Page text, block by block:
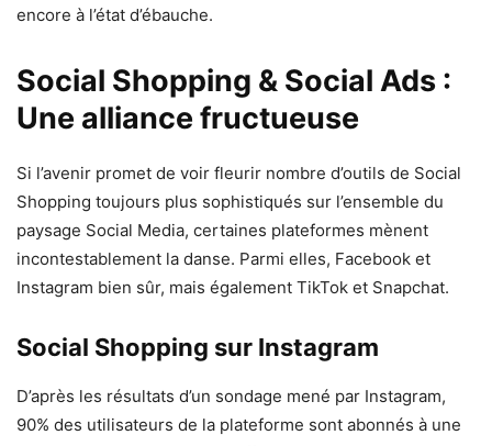
encore à l’état d’ébauche.
Social Shopping & Social Ads :
Une alliance fructueuse
Si l’avenir promet de voir fleurir nombre d’outils de Social
Shopping toujours plus sophistiqués sur l’ensemble du
paysage Social Media, certaines plateformes mènent
incontestablement la danse. Parmi elles, Facebook et
Instagram bien sûr, mais également TikTok et Snapchat.
Social Shopping sur Instagram
D’après les résultats d’un sondage mené par Instagram,
90% des utilisateurs de la plateforme sont abonnés à une